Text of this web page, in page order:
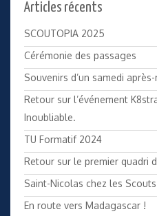
Articles récents
SCOUTOPIA 2025
Cérémonie des passages
Souvenirs d’un samedi après-
Retour sur l’événement
Inoubliable.
TU Formatif 2024
Retour sur le premier quadri
Saint-Nicolas chez les
En route vers Madagascar !